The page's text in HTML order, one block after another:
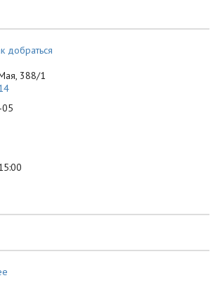
добраться
388/1